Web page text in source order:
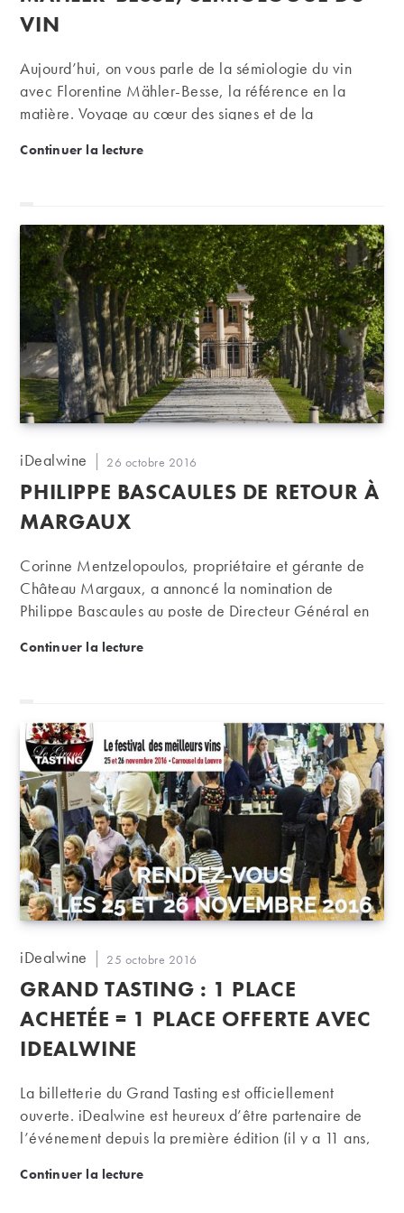
VIN
Aujourd’hui, on vous parle de la sémiologie du vin
avec Florentine Mähler-Besse, la référence en la
matière. Voyage au cœur des signes et de la
Continuer la lectureEntretien avec Florentine Mähler-Besse,
Auteur/autrice
la
publication :
iDealwine
Publication
publiée :
26 octobre 2016
PHILIPPE BASCAULES DE RETOUR À
MARGAUX
Corinne Mentzelopoulos, propriétaire et gérante de
Château Margaux, a annoncé la nomination de
Philippe Bascaules au poste de Directeur Général en
dernier. Six ans après l’avoir quitté, Philippe Bascaules
Continuer la lecturePhilippe Bascaules de retour à Margaux
Auteur/autrice
la
publication :
iDealwine
Publication
publiée :
25 octobre 2016
GRAND TASTING : 1 PLACE
ACHETÉE = 1 PLACE OFFERTE AVEC
IDEALWINE
La billetterie du Grand Tasting est officiellement
ouverte. iDealwine est heureux d’être partenaire de
l’événement depuis la première édition (il y a 11 ans,
d’iDealwine profiteront d’une place offerte pour une
Continuer la lectureGrand Tasting : 1 place achetée = 1 place offerte